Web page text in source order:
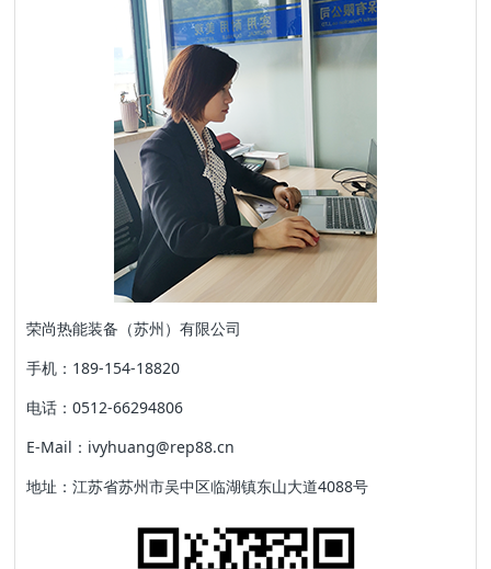
荣尚热能装备（苏州）有限公司
手机：189-154-18820
电话：0512-66294806
E-Mail：ivyhuang@rep88.cn
地址：江苏省苏州市吴中区临湖镇东山大道4088号